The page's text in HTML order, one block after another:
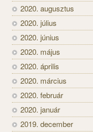
2020. augusztus
2020. július
2020. június
2020. május
2020. április
2020. március
2020. február
2020. január
2019. december